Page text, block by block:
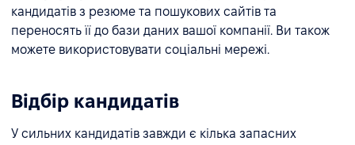
кандидатів з резюме та пошукових сайтів та
переносять її до бази даних вашої компанії. Ви також
можете використовувати соціальні мережі.
Відбір кандидатів
У сильних кандидатів завжди є кілька запасних